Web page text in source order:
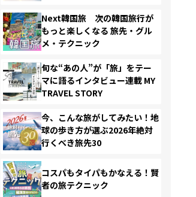
Next韓国旅 次の韓国旅行が
もっと楽しくなる 旅先・グル
メ・テクニック
旬な“あの人”が「旅」をテー
マに語るインタビュー連載 MY
TRAVEL STORY
今、こんな旅がしてみたい！地
球の歩き方が選ぶ2026年絶対
行くべき旅先30
コスパもタイパもかなえる！賢
者の旅テクニック